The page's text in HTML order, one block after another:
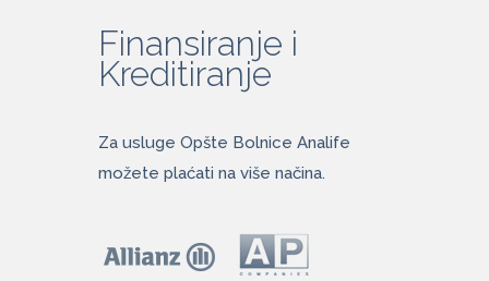
Finansiranje i
Kreditiranje
Za usluge Opšte Bolnice Analife
možete plaćati na više načina.